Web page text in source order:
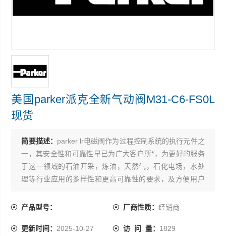
美国parker派克全新气动阀M31-C6-FS0L
现货
简要描述： parker lr电磁阀作为过程控制系统的执行元件之
一，其安全性和可靠性早已为广大客户所*，为更好的服务
于这一领域的石油开采，炼油，天然气，石化电场，水处
理等行业应用的多样性和更高可靠性的要求，及方便用户
现货
产品型号： 厂商性质： 经销商
更新时间： 2025-10-27 访 问 量： 1829